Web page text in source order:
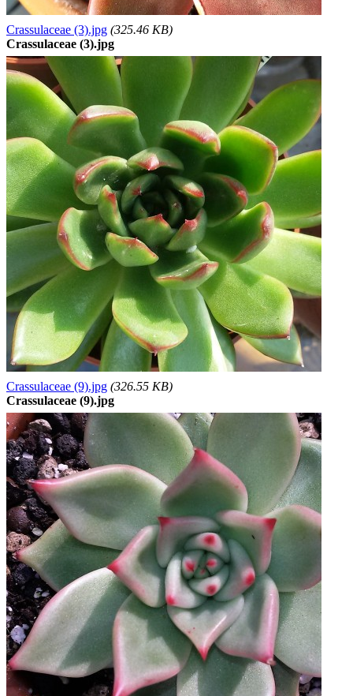
Crassulaceae (3).jpg (325.46 KB)
Crassulaceae (3).jpg
Crassulaceae (9).jpg (326.55 KB)
Crassulaceae (9).jpg